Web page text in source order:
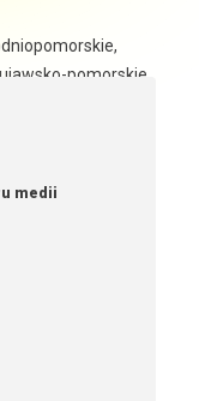
pomorskie
medii